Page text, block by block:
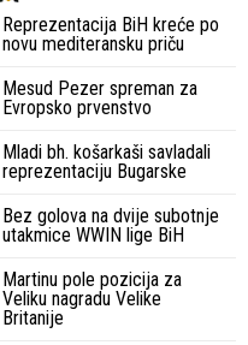
Reprezentacija BiH kreće po
novu mediteransku priču
Mesud Pezer spreman za
Evropsko prvenstvo
Mladi bh. košarkaši savladali
reprezentaciju Bugarske
Bez golova na dvije subotnje
utakmice WWIN lige BiH
Martinu pole pozicija za
Veliku nagradu Velike
Britanije